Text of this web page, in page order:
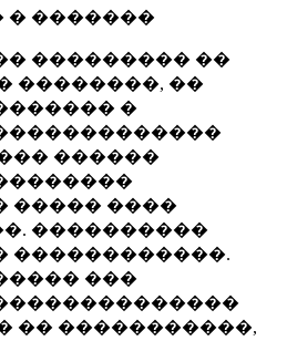
� �������
��������� ��
��������, ��
�
������
����� ����
����������
������������.
���
�� �����������,